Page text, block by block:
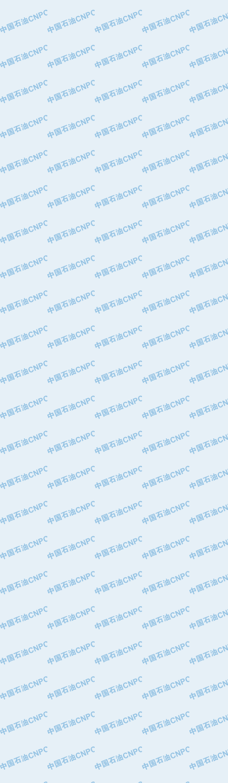
·中国石油锦西石化分公司
·大港油田集团有限责任公司
·天津钢管集团股份有限公司
·深圳市肯多斯实业发展有限公司
·山东墨龙石油机械股份有限公司
·瓦卢瑞克.曼内斯曼石油专用管（德
·无锡西姆莱斯石油专用管制造有限公
·武汉钢铁（集团）公司
·马鞍山钢铁股份有限公司
·中国石油天然气股份有限公司兰州石
·中国石油大港油田分公司
·靖江市天和泵业有限公司
·西安长庆钻宇集团咸阳石化有限公司
·新疆新冠控制系统工程有限公司
·华北石油津工机械制造有限公司
·中国石化茂名石化分公司
·上海山武控制仪表有限公司
·上海赛科石油化工有限责任公司
·河北卓唯钢管制造有限公司
·上海高桥石化
·中国石化扬子石油化工股份有限公司
·中国石化上海石油化工股份有限公司
·中国石化长岭炼化公司
·中国石油长庆油田分公司
·山东墨龙石油机械股份有限公司
·大庆油田物资集团
·南阳防爆集团有限公司
·乳山市力久特种电机有限公司
·沈阳全密封变压器股份有限公司
·河北华北石油天成实业集团有限公司
·中国石化镇海炼油化工股份有限公司
·重庆川东阀门制造有限公司
·宁波永泰塑料机械有限公司宁波高压
·美国钻采系统（上海）有限公司
·上海人民企业集团有限公司
·西安巨力石油技术有限责任公司
·苏州兰炼富士仪表有限公司
·青岛汉缆股份有限公司
·厦门市榕兴新世纪石油设备制造有限
·吉林石油集团有限责任公司机械厂
·大港油田集团中成机械制造有限公司
·承德司达石油装备开发公司
·四川明星电缆有限公司
·中国石油大庆石油化工总厂
·中国石油化工股份有限公司催化剂长
·北京长空工业有限公司
·托肯恒山科技（广州）有限公司
·北京德泰联华科技发展有限公司
·陕西爱瑞德控制工程有限公司
·成都皖东仪表电缆成套系统有限公司